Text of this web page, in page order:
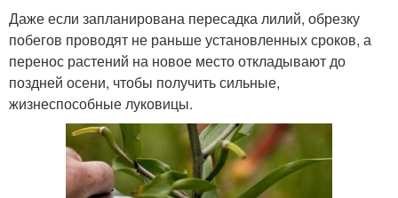
Даже если запланирована пересадка лилий, обрезку
побегов проводят не раньше установленных сроков, а
перенос растений на новое место откладывают до
поздней осени, чтобы получить сильные,
жизнеспособные луковицы.